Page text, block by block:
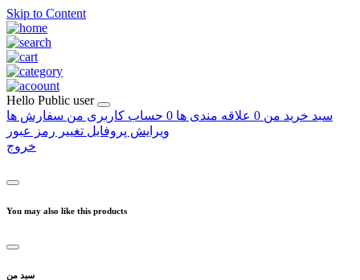
Skip to Content
Hello Public user
سبد خرید من 0 علاقه مندی ها 0 حساب کاربری من سفارش ها
ویرایش پروفایل تغییر رمز عبور
خروج
You may also like this products
سبد من